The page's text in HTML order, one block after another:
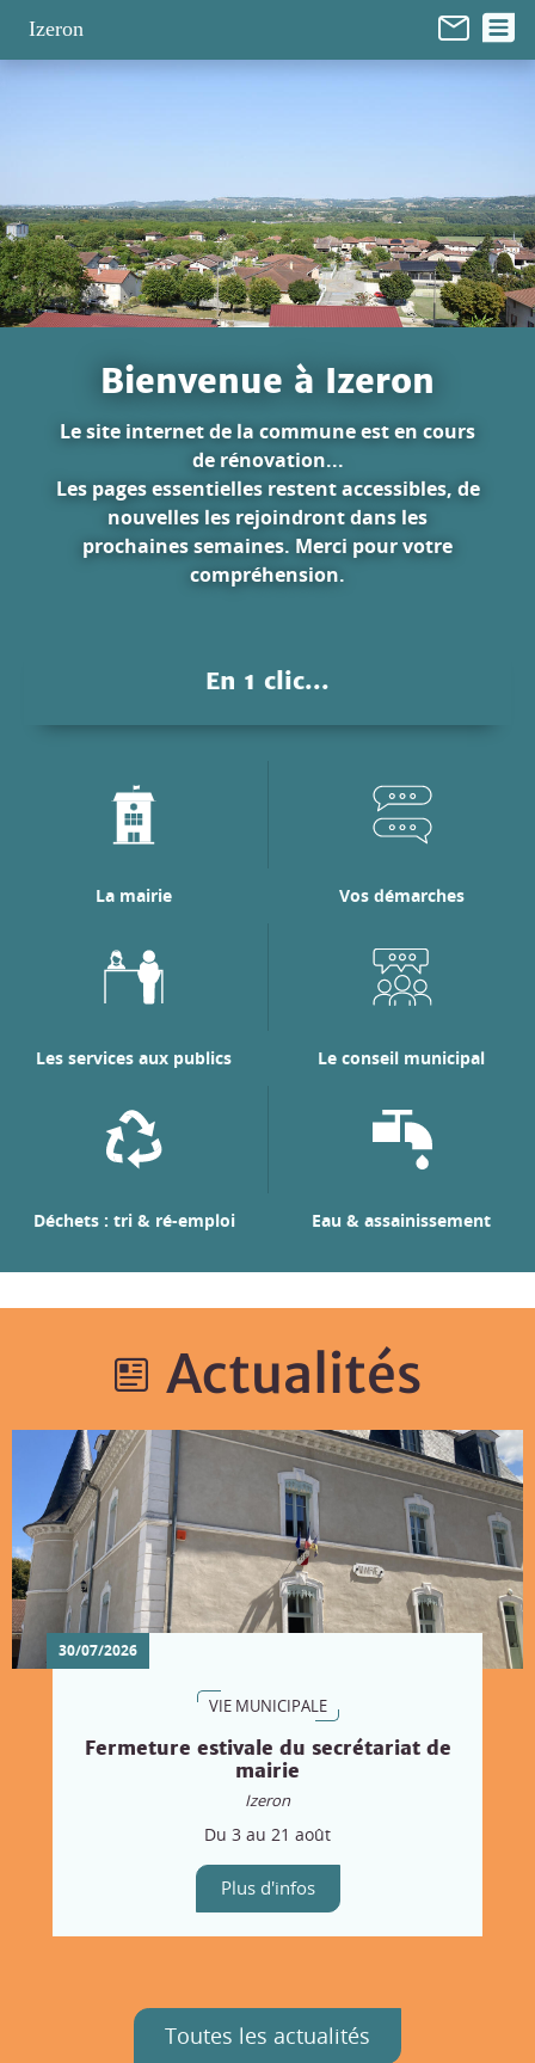
Izeron
Bienvenue à Izeron
Le site internet de la commune est en cours
de rénovation...
Les pages essentielles restent accessibles, de
nouvelles les rejoindront dans les
prochaines semaines. Merci pour votre
compréhension.
En 1 clic...
La mairie Vos démarches
Les services aux publics Le conseil municipal
Déchets : tri & ré-emploi Eau & assainissement
Actualités
30/07/2026
VIE MUNICIPALE
Fermeture estivale du secrétariat de
mairie
Izeron
Du 3 au 21 août
Plus d'infos
Toutes les actualités